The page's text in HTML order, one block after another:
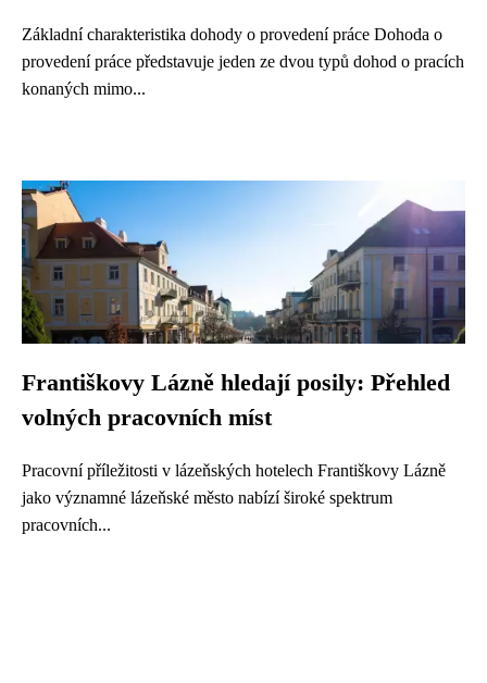
Základní charakteristika dohody o provedení práce Dohoda o
provedení práce představuje jeden ze dvou typů dohod o pracích
konaných mimo...
Františkovy Lázně hledají posily: Přehled
volných pracovních míst
Pracovní příležitosti v lázeňských hotelech Františkovy Lázně
jako významné lázeňské město nabízí široké spektrum
pracovních...